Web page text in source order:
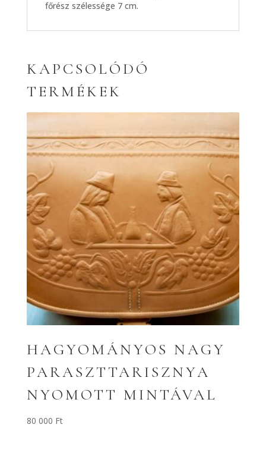
főrész szélessége 7 cm.
KAPCSOLÓDÓ
TERMÉKEK
HAGYOMÁNYOS NAGY
PARASZTTARISZNYA
NYOMOTT MINTÁVAL
80 000 Ft